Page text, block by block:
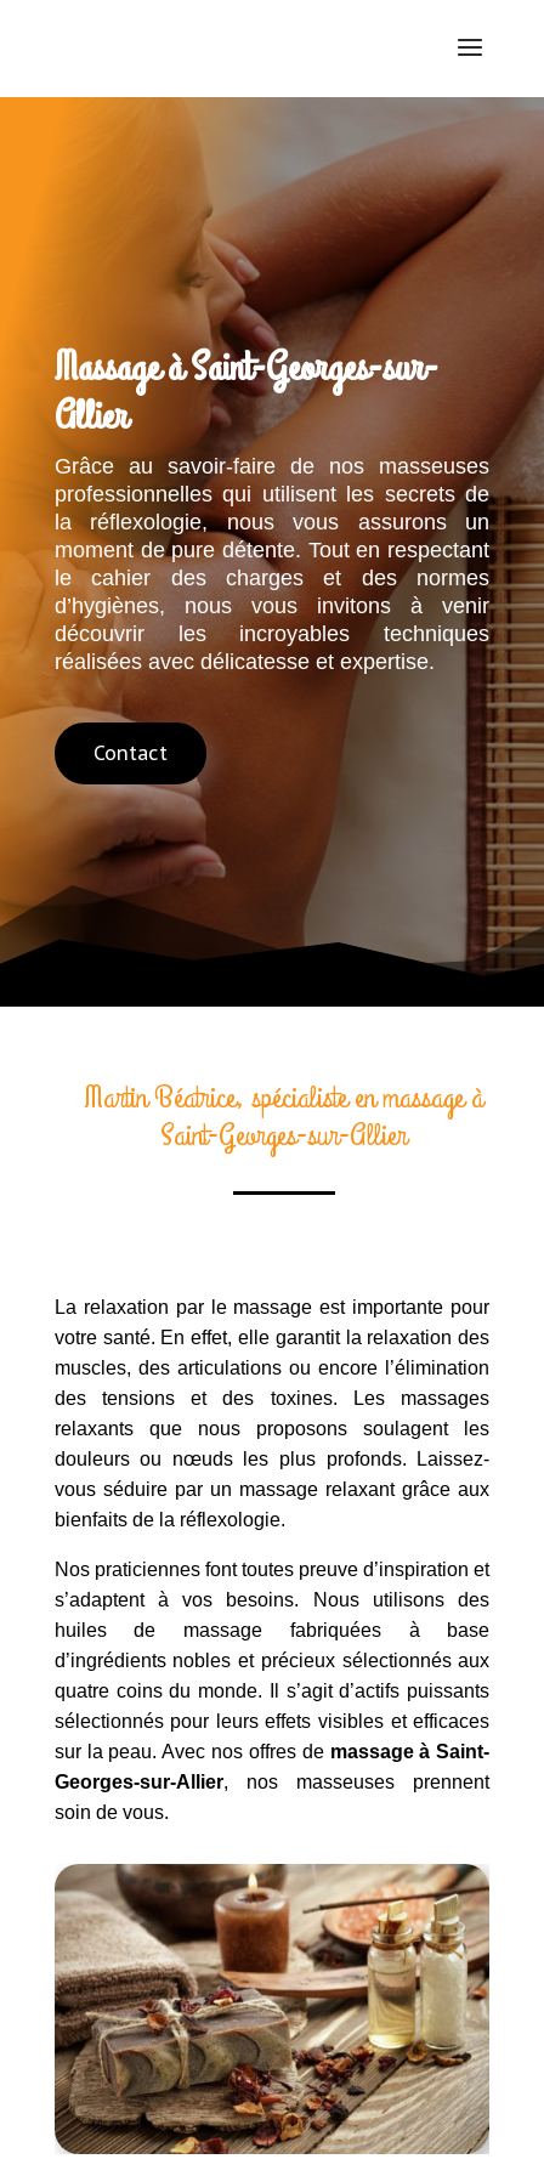
Massage à Saint-Georges-sur-
Allier
Grâce au savoir-faire de nos masseuses
professionnelles qui utilisent les secrets de
la réflexologie, nous vous assurons un
moment de pure détente. Tout en respectant
le cahier des charges et des normes
d’hygiènes, nous vous invitons à venir
découvrir les incroyables techniques
réalisées avec délicatesse et expertise.
Contact
Martin Béatrice, spécialiste en massage à
Saint-Georges-sur-Allier
La relaxation par le massage est importante pour
votre santé. En effet, elle garantit la relaxation des
muscles, des articulations ou encore l’élimination
des tensions et des toxines. Les massages
relaxants que nous proposons soulagent les
douleurs ou nœuds les plus profonds. Laissez-
vous séduire par un massage relaxant grâce aux
bienfaits de la réflexologie.
Nos praticiennes font toutes preuve d’inspiration et
s’adaptent à vos besoins. Nous utilisons des
huiles de massage fabriquées à base
d’ingrédients nobles et précieux sélectionnés aux
quatre coins du monde. Il s’agit d’actifs puissants
sélectionnés pour leurs effets visibles et efficaces
sur la peau. Avec nos offres de massage à Saint-
Georges-sur-Allier, nos masseuses prennent
soin de vous.